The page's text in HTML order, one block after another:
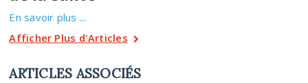
En savoir plus ...
Afficher Plus d'Articles
ARTICLES ASSOCIÉS